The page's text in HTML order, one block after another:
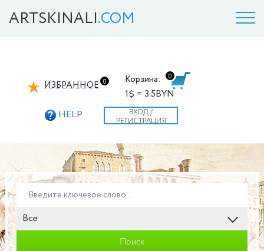
ARTSKINALI.COM
ИЗБРАННОЕ 0 Корзина: 0
1$ = 3.5BYN
HELP
ВХОД /
РЕГИСТРАЦИЯ
Все
Поиск